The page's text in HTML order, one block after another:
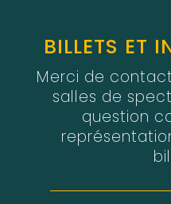
BILLETS ET
Merci de
salles de
question